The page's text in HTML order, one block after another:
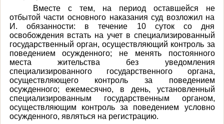
Вместе с тем, на период оставшейся не
отбытой части основного наказания суд возложил на
И. обязанности: в течение 10 суток со дня
освобождения встать на учет в специализированный
государственный орган, осуществляющий контроль за
поведением осужденного; не менять постоянного
места жительства без уведомления
специализированного государственного органа,
осуществляющего контроль за поведением
осужденного; ежемесячно, в день, установленный
специализированным государственным органом,
осуществляющим контроль за поведением условно
осужденного, являться на регистрацию.